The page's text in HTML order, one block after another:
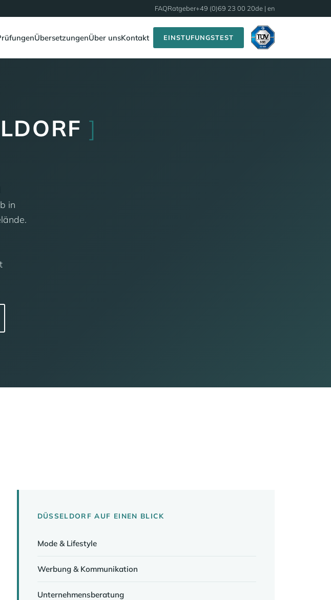
FAQRatgeber+49 (0)69 23 00 20de | en
ÜbersetzungenÜber unsKontakt EINSTUFUNGSTEST
]
in
DÜSSELDORF AUF EINEN BLICK
Mode & Lifestyle
Werbung & Kommunikation
Unternehmensberatung